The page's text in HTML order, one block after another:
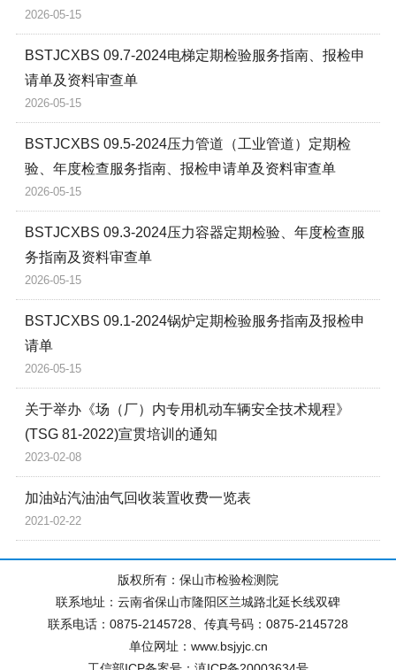
2026-05-15
BSTJCXBS 09.7-2024电梯定期检验服务指南、报检申
请单及资料审查单
2026-05-15
BSTJCXBS 09.5-2024压力管道（工业管道）定期检
验、年度检查服务指南、报检申请单及资料审查单
2026-05-15
BSTJCXBS 09.3-2024压力容器定期检验、年度检查服
务指南及资料审查单
2026-05-15
BSTJCXBS 09.1-2024锅炉定期检验服务指南及报检申
请单
2026-05-15
关于举办《场（厂）内专用机动车辆安全技术规程》
(TSG 81-2022)宣贯培训的通知
2023-02-08
加油站汽油油气回收装置收费一览表
2021-02-22
版权所有：保山市检验检测院
联系地址：云南省保山市隆阳区兰城路北延长线双碑
联系电话：0875-2145728、传真号码：0875-2145728
单位网址：www.bsjyjc.cn